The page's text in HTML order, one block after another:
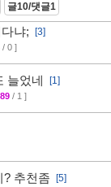
글10/댓글1
냐;
[3]
/ 0 ]
늘었네
[1]
/ 1 ]
? 추천좀
[5]